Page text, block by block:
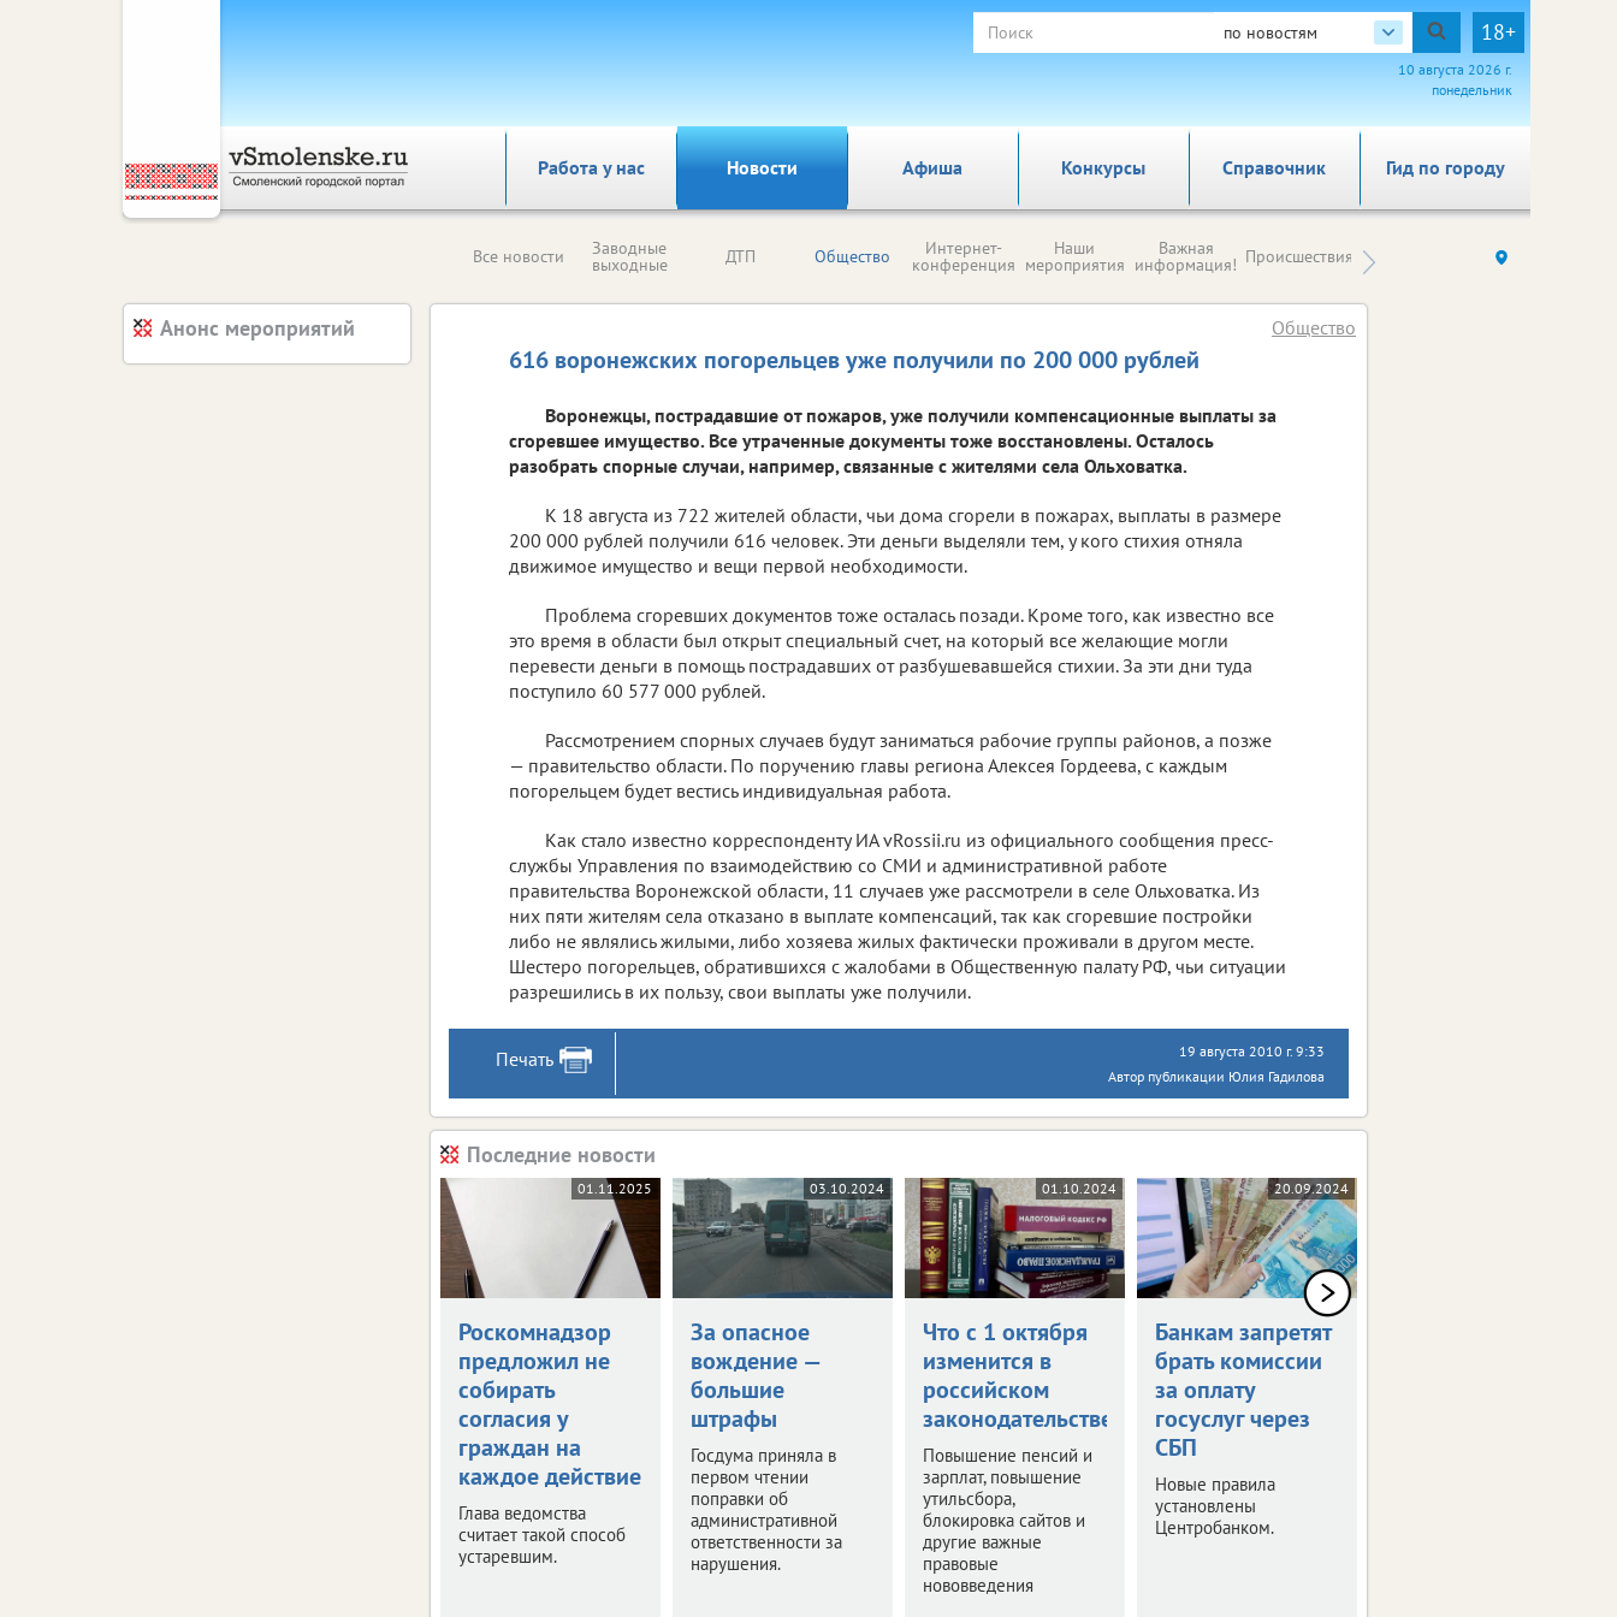
по новостям 18+
10 августа 2026 г.
понедельник
Работа у нас Новости Афиша Справочник Гид по городу
Конкурсы
Все новости Заводные
выходные ДТП Общество Интернет-
конференция
Наши
мероприятия
Важная
информация! Происшествия Здоровье компаний (на
616 воронежских погорельцев уже получили по 200 000 рублей
Общество
Воронежцы, пострадавшие от пожаров, уже получили компенсационные выплаты за
сгоревшее имущество. Все утраченные документы тоже восстановлены. Осталось
разобрать спорные случаи, например, связанные с жителями села Ольховатка.
К 18 августа из 722 жителей области, чьи дома сгорели в пожарах, выплаты в размере
200 000 рублей получили 616 человек. Эти деньги выделяли тем, у кого стихия отняла
движимое имущество и вещи первой необходимости.
Проблема сгоревших документов тоже осталась позади. Кроме того, как известно все
это время в области был открыт специальный счет, на который все желающие могли
перевести деньги в помощь пострадавших от разбушевавшейся стихии. За эти дни туда
поступило 60 577 000 рублей.
Рассмотрением спорных случаев будут заниматься рабочие группы районов, а позже
— правительство области. По поручению главы региона Алексея Гордеева, с каждым
погорельцем будет вестись индивидуальная работа.
Как стало известно корреспонденту ИА vRossii.ru из официального сообщения пресс-
службы Управления по взаимодействию со СМИ и административной работе
правительства Воронежской области, 11 случаев уже рассмотрели в селе Ольховатка. Из
них пяти жителям села отказано в выплате компенсаций, так как сгоревшие постройки
либо не являлись жилыми, либо хозяева жилых фактически проживали в другом месте.
Шестеро погорельцев, обратившихся с жалобами в Общественную палату РФ, чьи ситуации
разрешились в их пользу, свои выплаты уже получили.
Печать
19 августа 2010 г. 9:33
Автор публикации Юлия Гадилова
Последние новости
01.11.2025
Роскомнадзор
предложил не
собирать
согласия у
граждан на
каждое действие
Глава ведомства
считает такой способ
устаревшим.
03.10.2024
За опасное
вождение —
большие
штрафы
Госдума приняла в
первом чтении
поправки об
административной
ответственности за
нарушения.
01.10.2024
Что с 1 октября
изменится в
российском
законодательстве
Повышение пенсий и
зарплат, повышение
утильсбора,
блокировка сайтов и
другие важные
правовые
нововведения
20.09.2024
Банкам запретят
брать комиссии
за оплату
госуслуг через
СБП
Новые правила
установлены
Центробанком.
Анонс мероприятий